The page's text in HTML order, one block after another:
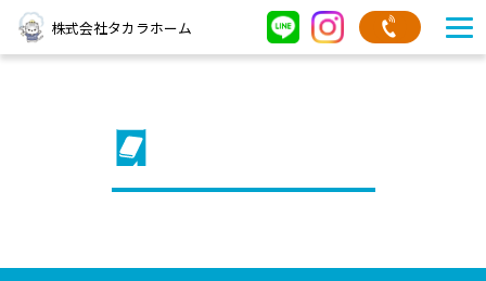
株式会社タカラホーム